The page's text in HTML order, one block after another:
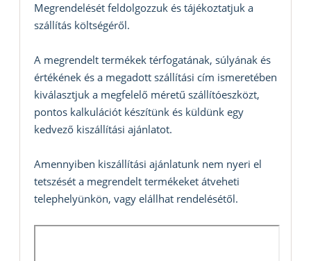
Megrendelését feldolgozzuk és tájékoztatjuk a
szállítás költségéről.
A megrendelt termékek térfogatának, súlyának és
értékének és a megadott szállítási cím ismeretében
kiválasztjuk a megfelelő méretű szállítóeszközt,
pontos kalkulációt készítünk és küldünk egy
kedvező kiszállítási ajánlatot.
Amennyiben kiszállítási ajánlatunk nem nyeri el
tetszését a megrendelt termékeket átveheti
telephelyünkön, vagy elállhat rendelésétől.